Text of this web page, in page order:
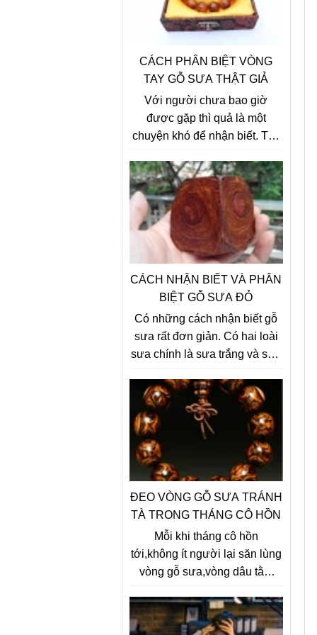
(Sưa Lào) không có.
CÁCH PHÂN BIỆT VÒNG
TAY GỖ SƯA THẬT GIẢ
Với người chưa bao giờ
được gặp thì quả là một
chuyện khó để nhận biết. Tuy
những người làm trong nghề
về đồ gỗ mỹ nghệ mới nhận ra
được mùi gỗ và phân biệt, và
làm lâu dài họ có thể nhìn gỗ
là đoán được, vỏ gỗ sưa đỏ
thì sần sùi , gỗ sưa trắng nhẵn
và mịn
CÁCH NHẬN BIẾT VÀ PHÂN
BIỆT GỖ SƯA ĐỎ
Có những cách nhận biết gỗ
sưa rất đơn giản. Có hai loài
sưa chính là sưa trắng và sưa
và sưa đỏ, ta dựa vào hoa:
Sưa trắng cho hoa đẹp quả to
đốt không có mùi nhưng giá trị
gỗ không bằng sưa đỏ. Sưa
đỏ trông gần giống sưa trắng,
quả thành từng chùm đốt lên
có mùi thối.
ĐEO VÒNG GỖ SƯA TRÁNH
TÀ TRONG THÁNG CÔ HỒN
Mỗi khi tháng cô hồn
tới,không ít người lại săn lùng
vòng gỗ sưa,vòng dâu tằm
đuổi tà ma và những điều xui
xẻo, tăng phước khí và sự an